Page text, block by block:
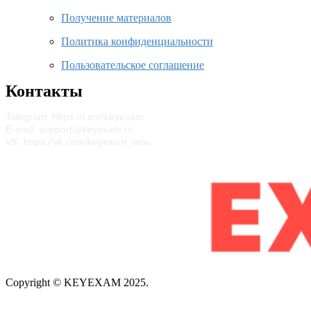
Получение материалов
Политика конфиденциальности
Пользовательское соглашение
Контакты
Copyright © KEYEXAM 2025.